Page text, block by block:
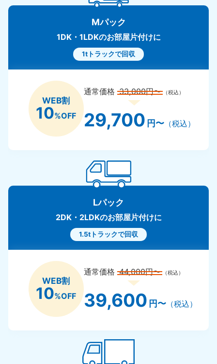
Mパック
1DK・1LDKのお部屋片付けに
1tトラックで回収
WEB割
10%OFF
通常価格33,000円〜 （税込）
29,700 円〜（税込）
Lパック
2DK・2LDKのお部屋片付けに
1.5tトラックで回収
WEB割
10%OFF
通常価格44,000円〜 （税込）
39,600 円〜（税込）